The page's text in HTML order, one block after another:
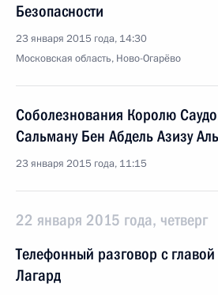
Безопасности
23 января 2015 года, 14:30
Московская область, Ново-Огарёво
Соболезнования Королю
Сальману Бен Абдель Азизу
23 января 2015 года, 11:15
22 января 2015 года, четверг
Телефонный разговор с
Лагард